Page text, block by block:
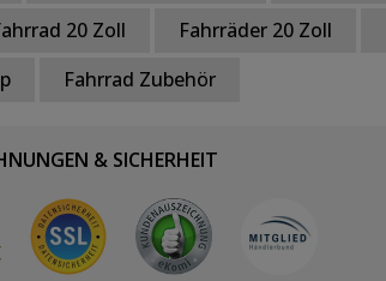
20 Zoll Fahrräder 20 Zoll
Fahrrad Zubehör
& SICHERHEIT